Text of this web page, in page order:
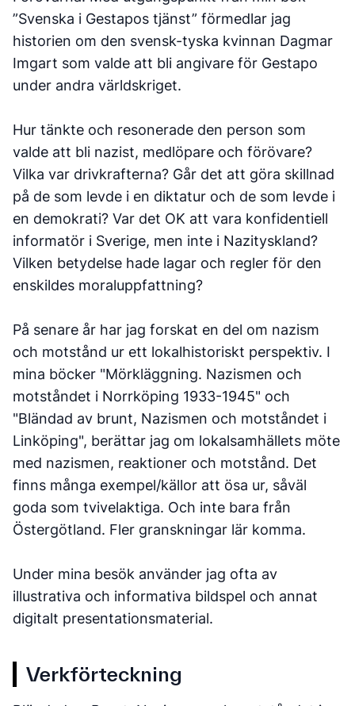
”Svenska i Gestapos tjänst” förmedlar jag
historien om den svensk-tyska kvinnan Dagmar
Imgart som valde att bli angivare för Gestapo
under andra världskriget.
Hur tänkte och resonerade den person som
valde att bli nazist, medlöpare och förövare?
Vilka var drivkrafterna? Går det att göra skillnad
på de som levde i en diktatur och de som levde i
en demokrati? Var det OK att vara konfidentiell
informatör i Sverige, men inte i Nazityskland?
Vilken betydelse hade lagar och regler för den
enskildes moraluppfattning?
På senare år har jag forskat en del om nazism
och motstånd ur ett lokalhistoriskt perspektiv. I
mina böcker "Mörkläggning. Nazismen och
motståndet i Norrköping 1933-1945" och
"Bländad av brunt, Nazismen och motståndet i
Linköping", berättar jag om lokalsamhällets möte
med nazismen, reaktioner och motstånd. Det
finns många exempel/källor att ösa ur, såväl
goda som tvivelaktiga. Och inte bara från
Östergötland. Fler granskningar lär komma.
Under mina besök använder jag ofta av
illustrativa och informativa bildspel och annat
digitalt presentationsmaterial.
Verkförteckning